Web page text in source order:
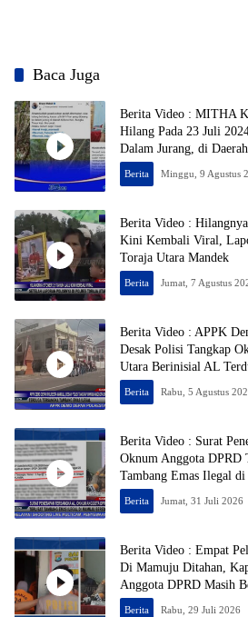
Baca Juga
Berita Video : MITHA
Hilang Pada 23 Juli
Dalam Jurang, di
Bungku Timur,
Kondisi Tak Bernyawa
Berita Minggu, 9 Agustus
Berita Video :
Kini Kembali Viral,
Toraja Utara Mandek
Berita Jumat, 7 Agustus
Berita Video : APPK
Desak Polisi Tangkap
Utara Berinisial AL
Emas Ilegal
Berita Rabu, 5 Agustus
Berita Video : Surat
Oknum Anggota DPRD
Tambang Emas Ilegal
Berita Jumat, 31 Juli 2026
Berita Video : Empat
Di Mamuju Ditahan,
Anggota DPRD Masih
Berita Rabu, 29 Juli 2026